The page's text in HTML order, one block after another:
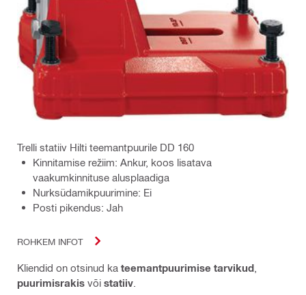
Trelli statiiv Hilti teemantpuurile DD 160
Kinnitamise režiim: Ankur, koos lisatava
vaakumkinnituse alusplaadiga
Nurksüdamikpuurimine: Ei
Posti pikendus: Jah
ROHKEM INFOT
Kliendid on otsinud ka teemantpuurimise tarvikud
puurimisrakis või statiiv